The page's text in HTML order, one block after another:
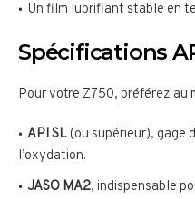
Un film lubrifiant stable en
Spécifications
Pour votre Z750, préférez au
API SL(ou supérieur), gage
l’oxydation.
JASO MA2, indispensable